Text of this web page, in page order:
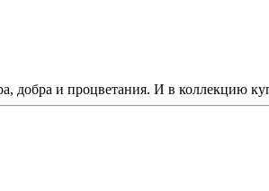
добра и процветания. И в коллекцию